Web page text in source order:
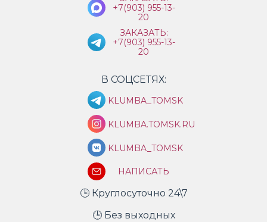
+7(903) 955-13-
20
ЗАКАЗАТЬ:
+7(903) 955-13-
20
В СОЦСЕТЯХ:
KLUMBA_TOMSK
KLUMBA.TOMSK.RU
KLUMBA_TOMSK
НАПИСАТЬ
🕒 Круглосуточно 24\7
🕒 Без выходных